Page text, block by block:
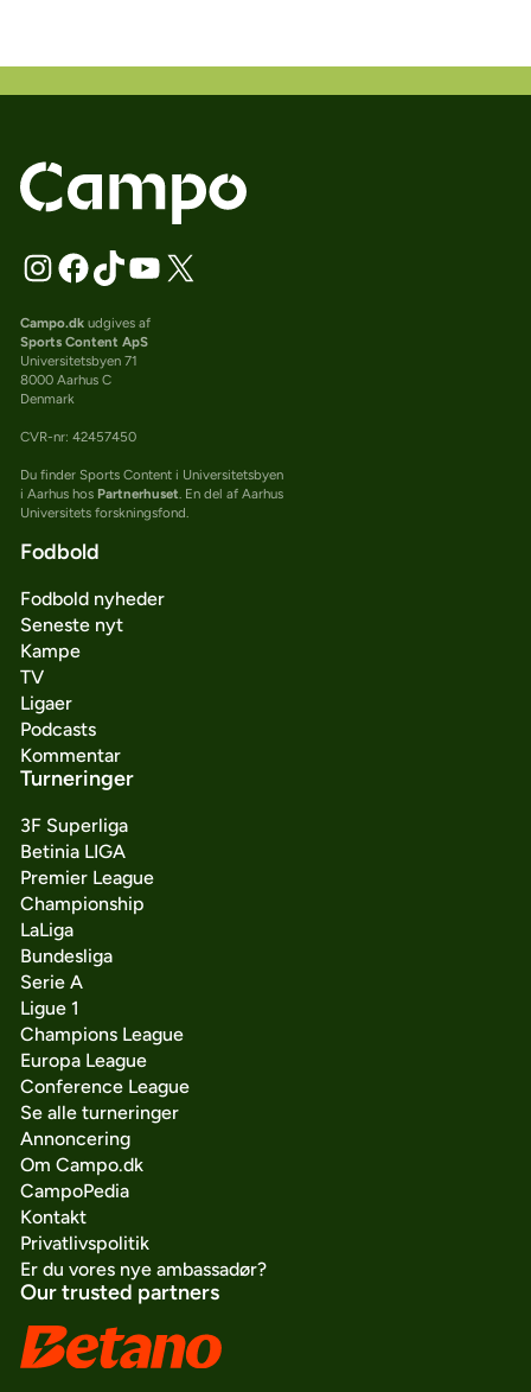
Campo.dkudgives af
Sports Content ApS
Universitetsbyen 71
8000 Aarhus C
Denmark
CVR-nr: 42457450
Du finder Sports Content i Universitetsbyen
i Aarhus hos Partnerhuset . En del af Aarhus
Universitets forskningsfond.
Fodbold
Fodbold nyheder
Seneste nyt
Kampe
TV
Ligaer
Podcasts
Kommentar
Turneringer
3F Superliga
Betinia LIGA
Premier League
Championship
LaLiga
Bundesliga
Serie A
Ligue 1
Champions League
Europa League
Conference League
Se alle turneringer
Annoncering
Om Campo.dk
CampoPedia
Kontakt
Privatlivspolitik
Er du vores nye ambassadør?
Our trusted partners